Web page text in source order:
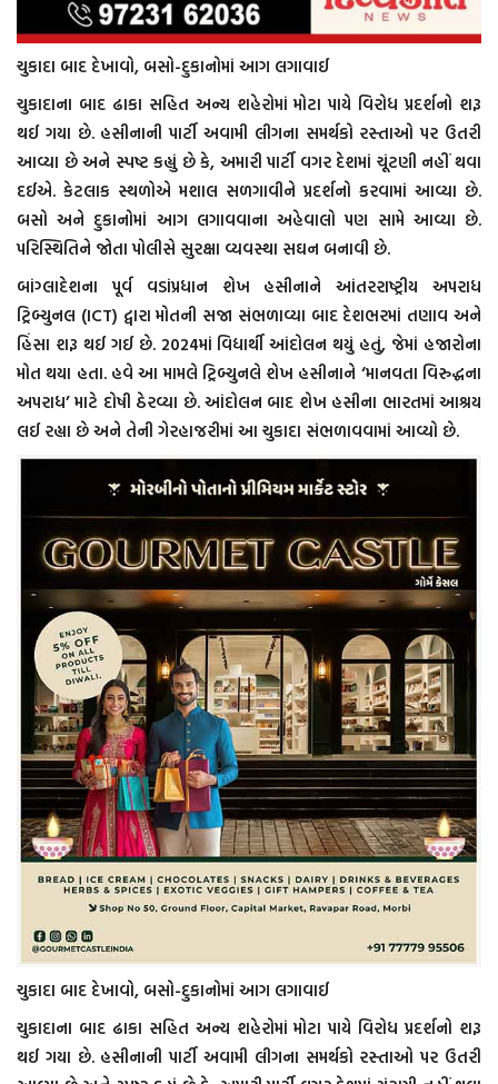
ચુકાદા બાદ દેખાવો, બસો-દુકાનોમાં આગ લગાવાઈ
ચુકાદાના બાદ ઢાકા સહિત અન્ય શહેરોમાં મોટા પાયે વિરોધ પ્રદર્શનો શરૂ
થઈ ગયા છે. હસીનાની પાર્ટી અવામી લીગના સમર્થકો રસ્તાઓ પર ઉતરી
આવ્યા છે અને સ્પષ્ટ કહ્યું છે કે, અમારી પાર્ટી વગર દેશમાં ચૂંટણી નહીં થવા
દઈએ. કેટલાક સ્થળોએ મશાલ સળગાવીને પ્રદર્શનો કરવામાં આવ્યા છે.
બસો અને દુકાનોમાં આગ લગાવવાના અહેવાલો પણ સામે આવ્યા છે.
પરિસ્થિતિને જોતા પોલીસે સુરક્ષા વ્યવસ્થા સઘન બનાવી છે.
બાંગ્લાદેશના પૂર્વ વડાંપ્રધાન શેખ હસીનાને આંતરરાષ્ટ્રીય અપરાધ
ટ્રિબ્યુનલ (ICT) દ્વારા મોતની સજા સંભળાવ્યા બાદ દેશભરમાં તણાવ અને
હિંસા શરૂ થઈ ગઈ છે. 2024માં વિદ્યાર્થી આંદોલન થયું હતું, જેમાં હજારોના
મોત થયા હતા. હવે આ મામલે ટ્રિબ્યુનલે શેખ હસીનાને ‘માનવતા વિરુદ્ધના
અપરાધ’ માટે દોષી ઠેરવ્યા છે. આંદોલન બાદ શેખ હસીના ભારતમાં આશ્રય
લઈ રહ્યા છે અને તેની ગેરહાજરીમાં આ ચુકાદા સંભળાવવામાં આવ્યો છે.
ચુકાદા બાદ દેખાવો, બસો-દુકાનોમાં આગ લગાવાઈ
ચુકાદાના બાદ ઢાકા સહિત અન્ય શહેરોમાં મોટા પાયે વિરોધ પ્રદર્શનો શરૂ
થઈ ગયા છે. હસીનાની પાર્ટી અવામી લીગના સમર્થકો રસ્તાઓ પર ઉતરી